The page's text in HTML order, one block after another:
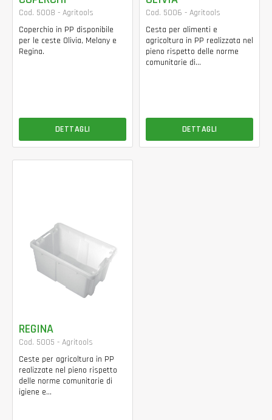
Cod. 5008 - Agritools
Coperchio in PP disponibile
per le ceste Olivia, Melany e
Regina.
DETTAGLI
Cod. 5006 - Agritools
Cesta per alimenti e
agricoltura in PP realizzata nel
pieno rispetto delle norme
comunitarie di...
DETTAGLI
REGINA
Cod. 5005 - Agritools
Ceste per agricoltura in PP
realizzate nel pieno rispetto
delle norme comunitarie di
igiene e...